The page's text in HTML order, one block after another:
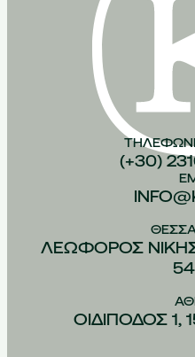
(+30)
ΛΕΩΦOΡΟΣ
ΟΙΔIΠΟΔΟΣ 1,